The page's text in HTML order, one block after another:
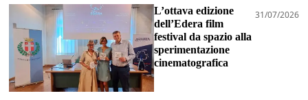
L’ottava edizione
dell’Edera film
festival da spazio alla
sperimentazione
cinematografica
31/07/2026